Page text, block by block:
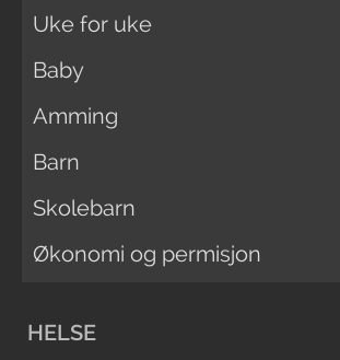
Uke for uke
Baby
Amming
Barn
Skolebarn
Økonomi og permisjon
HELSE